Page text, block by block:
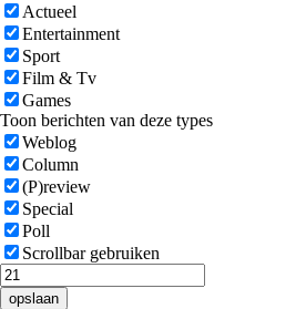
Actueel
Entertainment
Sport
Film & Tv
Games
Toon berichten van deze types
Weblog
Column
(P)review
Special
Poll
Scrollbar gebruiken
opslaan